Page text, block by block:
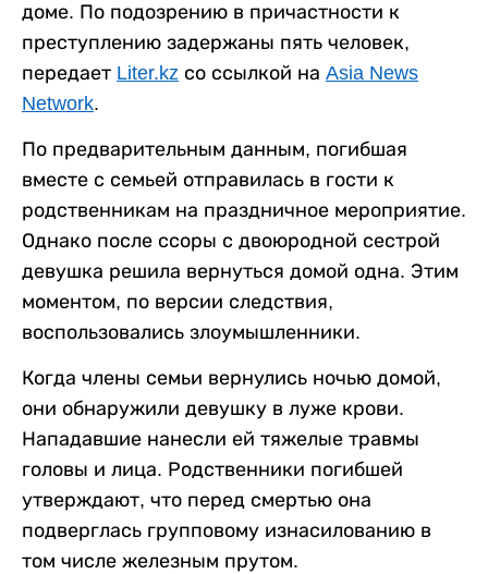
доме. По подозрению в причастности к
преступлению задержаны пять человек,
передает Liter.kz со ссылкой на Asia News
Network.
По предварительным данным, погибшая
вместе с семьей отправилась в гости к
родственникам на праздничное мероприятие.
Однако после ссоры с двоюродной сестрой
девушка решила вернуться домой одна. Этим
моментом, по версии следствия,
воспользовались злоумышленники.
Когда члены семьи вернулись ночью домой,
они обнаружили девушку в луже крови.
Нападавшие нанесли ей тяжелые травмы
головы и лица. Родственники погибшей
утверждают, что перед смертью она
подверглась групповому изнасилованию в
том числе железным прутом.